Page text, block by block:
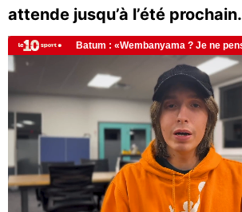
attende jusqu’à l’été prochain.